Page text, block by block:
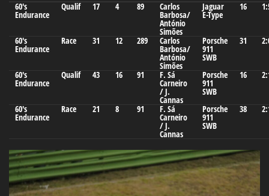
60's
Endurance
Qualif 17 4 89 Carlos
Barbosa/
António
Simões
Jaguar
E-Type
16
60's
Endurance
Race 31 12 289 Carlos
Barbosa/
António
Simões
Porsche
911
SWB
31
60's
Endurance
Qualif 43 16 91 F. Sá
Carneiro
/ J.
Cannas
Porsche
911
SWB
16
60's
Endurance
Race 21 8 91 F. Sá
Carneiro
/ J.
Cannas
Porsche
911
SWB
38